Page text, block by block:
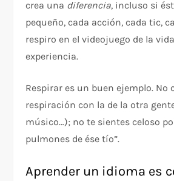
crea una diferencia, incluso si
pequeño, cada acción, cada tic,
respiro en el videojuego de la
experiencia.
Respirar es un buen ejemplo. No
respiración con la de la otra
músico…); no te sientes celoso
pulmones de ése tío”.
Aprender un idioma es